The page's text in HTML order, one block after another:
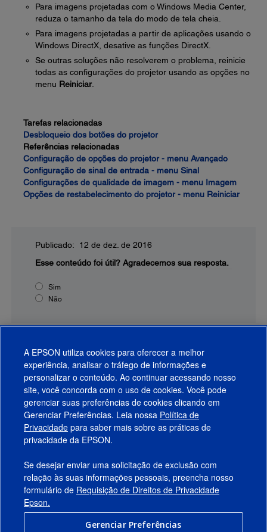
Para imagens projetadas com o Windows Media Center,
reduza o tamanho da tela do modo de tela cheia.
Para imagens projetadas a partir de aplicações usando o
Windows DirectX, desative as funções DirectX.
Se outras soluções não resolverem o problema, reinicie
todas as configurações do projetor usando as opções no
menu Reiniciar.
Tarefas relacionadas
Desbloqueio dos botões do projetor
Referências relacionadas
Configuração de opções do projetor - menu Avançado
Configuração de sinal de entrada - menu Sinal
Configurações de qualidade de imagem - menu Imagem
Opções de restabelecimento do projetor - menu Reiniciar
Publicado: 12 de dez. de 2016
Esse conteúdo foi útil? Agradecemos sua resposta.
Sim
Não
Produtos
Suporte
Links Sugeridos
Empresa
Conecte-se com a Epson
A EPSON utiliza cookies para oferecer a melhor
experiência, analisar o tráfego de informações e
personalizar o conteúdo. Ao continuar acessando nosso
site, você concorda com o uso de cookies. Você pode
gerenciar suas preferências de cookies clicando em
Gerenciar Preferências. Leia nossa Política de
Privacidade para saber mais sobre as práticas de
privacidade da EPSON.
Se desejar enviar uma solicitação de exclusão com
relação às suas informações pessoais, preencha nosso
formulário de Requisição de Direitos de Privacidade
Epson.
Gerenciar Preferências